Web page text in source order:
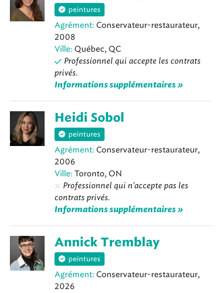
peintures
Agrément: Conservateur-restaurateur,
2008
Ville: Québec, QC
Professionnel qui accepte les contrats
privés.
Informations supplémentaires »
Heidi Sobol
peintures
Agrément: Conservateur-restaurateur,
2006
Ville: Toronto, ON
Professionnel qui n'accepte pas les
contrats privés.
Informations supplémentaires »
Annick Tremblay
peintures
Agrément: Conservateur-restaurateur,
2026